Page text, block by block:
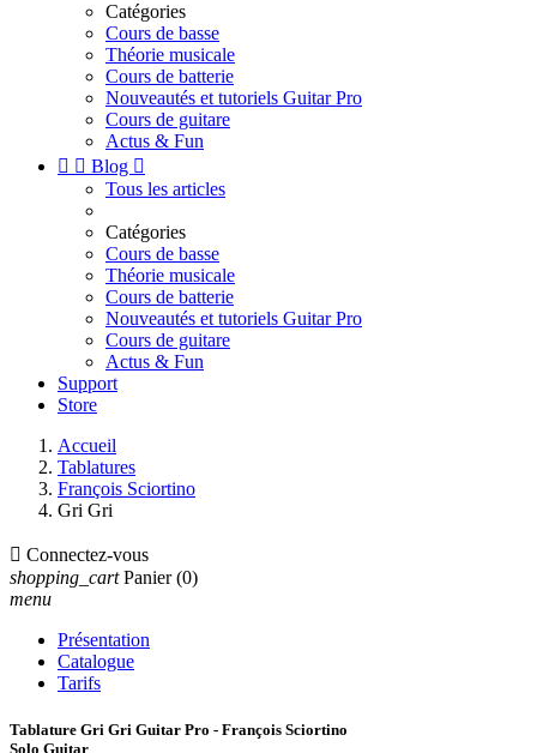
Catégories
Cours de basse
Théorie musicale
Cours de batterie
Nouveautés et tutoriels Guitar Pro
Cours de guitare
Actus & Fun
  Blog 
Tous les articles
Catégories
Cours de basse
Théorie musicale
Cours de batterie
Nouveautés et tutoriels Guitar Pro
Cours de guitare
Actus & Fun
Support
Store
Accueil
Tablatures
François Sciortino
Gri Gri
 Connectez-vous
shopping_cart Panier (0)
menu
Présentation
Catalogue
Tarifs
Tablature Gri Gri Guitar Pro - François Sciortino
Solo Guitar